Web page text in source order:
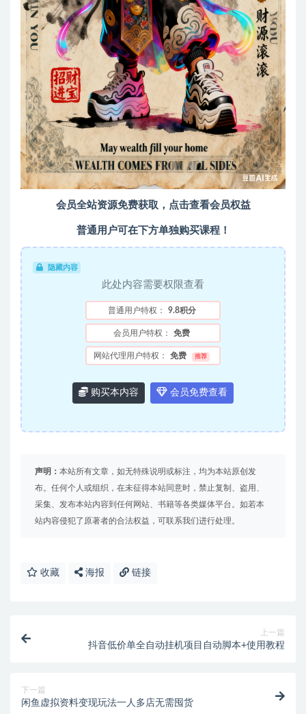
会员全站资源免费获取，点击查看会员权益
普通用户可在下方单独购买课程！
隐藏内容
此处内容需要权限查看
普通用户特权： 9.8积分
会员用户特权： 免费
网站代理用户特权： 免费 推荐
购买本内容 会员免费查看
声明： 本站所有文章，如无特殊说明或标注，均为本站原创发
布。任何个人或组织，在未征得本站同意时，禁止复制、盗用、
采集、发布本站内容到任何网站、书籍等各类媒体平台。如若本
站内容侵犯了原著者的合法权益，可联系我们进行处理。
收藏 海报 链接
上一篇
抖音低价单全自动挂机项目自动脚本+使用教程
下一篇
闲鱼虚拟资料变现玩法一人多店无需囤货